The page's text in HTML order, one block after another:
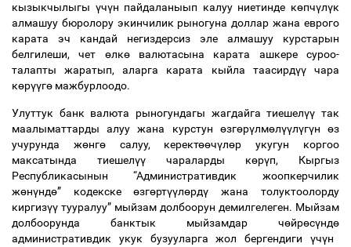
кызыкчылыгы үчүн пайдаланыып калуу ниетинде көпчүлүк
алмашуу бюролору экинчилик рыногуна доллар жана еврого
карата эч кандай негиздерсиз эле алмашуу курстарын
белгилеши, чет өлкөвалютасына карата ашкере суроо-
талапты жаратып, аларга карата кыйла таасирдүүчара
көрүүгө мажбурлоодо.
Улуттук банк валюта рыногундагы жагдайга тиешелүү так
маалыматтарды алуу жана курстун өзгөрүлмөлүүлүгүнөз
учурунда жөнгөсалуу, керектөөчүлөр укугун коргоо
максатында тиешелүү чараларды көрүп, Кыргыз
Республикасынын “Административдик жоопкерчилик
жөнүндө” кодекскеөзгөртүүлөрдү жана толуктоолорду
киргизүү тууралуу” мыйзам долбоорун демилгелеген. Мыйзам
долбоорунда банктык мыйзамдар чөйрөсүндө
административдик укук бузууларга жол бергендигиүчүн